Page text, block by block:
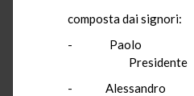
composta dai signori:
- Paolo
Presidente
- Alessandro